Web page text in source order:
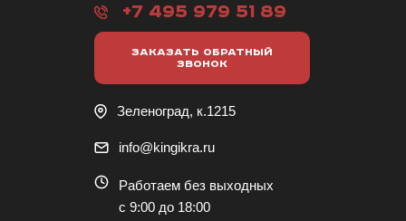
+7 495 979 51 89
ЗАКАЗАТЬ ОБРАТНЫЙ
ЗВОНОК
Зеленоград, к.1215
info@kingikra.ru
Работаем без выходных
с 9:00 до 18:00